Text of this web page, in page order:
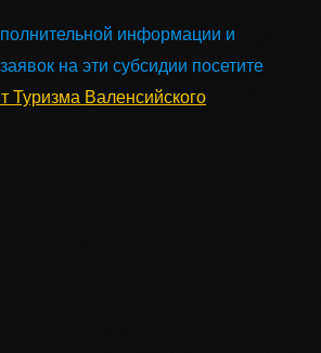
информации и
на эти субсидии посетите
Туризма Валенсийского